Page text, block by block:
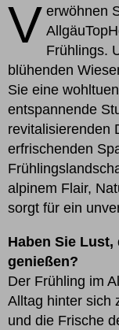
V erwöhnen
Frühlings.
blühenden
Sie eine
entspannende
revitalisierenden
erfrischenden
alpinem Flair,
sorgt für ein
Haben Sie
genießen?
Der Frühling im
Alltag hinter sich
und die Frische